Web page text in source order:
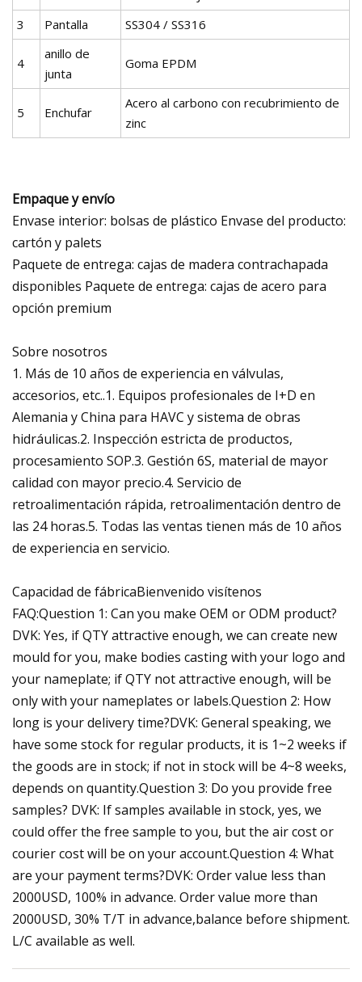
3
Pantalla SS304 / SS316
4
anillo de
junta
Goma EPDM
5 Enchufar
Acero al carbono con recubrimiento de
zinc
Empaque y envío
Envase interior: bolsas de plástico Envase del producto:
cartón y palets
Paquete de entrega: cajas de madera contrachapada
disponibles Paquete de entrega: cajas de acero para
opción premium
Sobre nosotros
1. Más de 10 años de experiencia en válvulas,
accesorios, etc..1. Equipos profesionales de I+D en
Alemania y China para HAVC y sistema de obras
hidráulicas.2. Inspección estricta de productos,
procesamiento SOP.3. Gestión 6S, material de mayor
calidad con mayor precio.4. Servicio de
retroalimentación rápida, retroalimentación dentro de
las 24 horas.5. Todas las ventas tienen más de 10 años
de experiencia en servicio.
Capacidad de fábricaBienvenido visítenos
FAQ:Question 1: Can you make OEM or ODM product?
DVK: Yes, if QTY attractive enough, we can create new
mould for you, make bodies casting with your logo and
your nameplate; if QTY not attractive enough, will be
only with your nameplates or labels.Question 2: How
long is your delivery time?DVK: General speaking, we
have some stock for regular products, it is 1~2 weeks if
the goods are in stock; if not in stock will be 4~8 weeks,
depends on quantity.Question 3: Do you provide free
samples? DVK: If samples available in stock, yes, we
could offer the free sample to you, but the air cost or
courier cost will be on your account.Question 4: What
are your payment terms?DVK: Order value less than
2000USD, 100% in advance. Order value more than
2000USD, 30% T/T in advance,balance before shipment.
L/C available as well.